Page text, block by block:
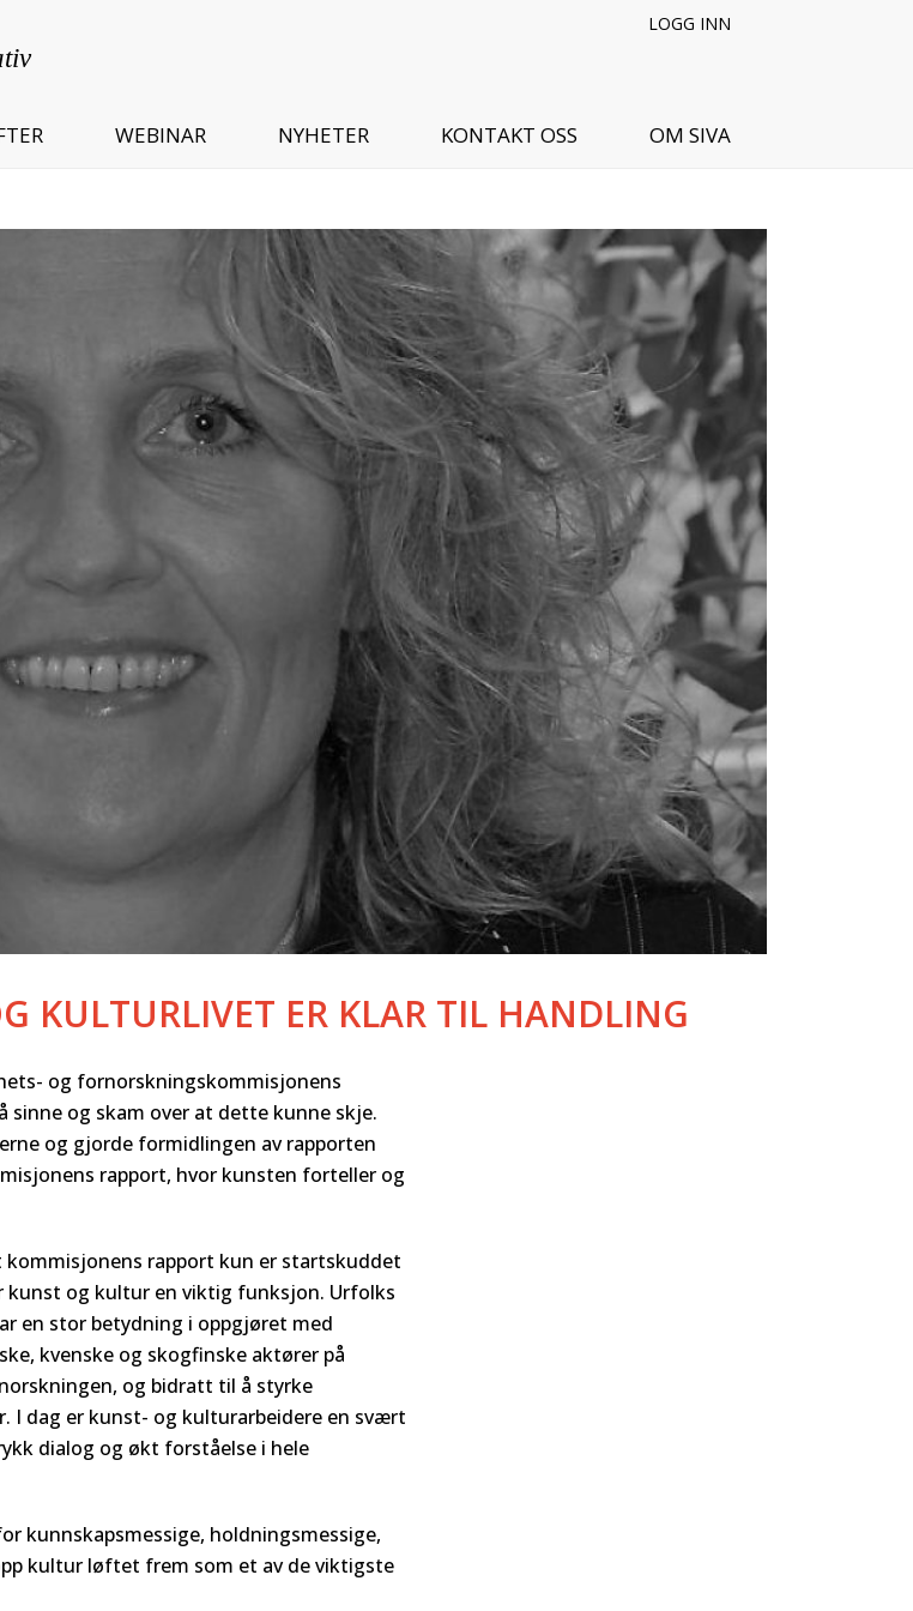
WEBINAR NYHETER KONTAKT OSS OM SIVA
LOGG INN
KULTURLIVET ER KLAR TIL HANDLING
og fornorskningskommisjonens
sinne og skam over at dette kunne skje.
og gjorde formidlingen av rapporten
rapport, hvor kunsten forteller og
rapport kun er startskuddet
kunst og kultur en viktig funksjon. Urfolks
en stor betydning i oppgjøret med
kvenske og skogfinske aktører på
og bidratt til å styrke
I dag er kunst- og kulturarbeidere en svært
dialog og økt forståelse i hele
kunnskapsmessige, holdningsmessige,
kultur løftet frem som et av de viktigste